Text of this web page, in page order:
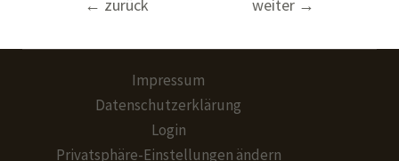
← zurück weiter →
Impressum
Datenschutzerklärung
Login
Privatsphäre-Einstellungen ändern